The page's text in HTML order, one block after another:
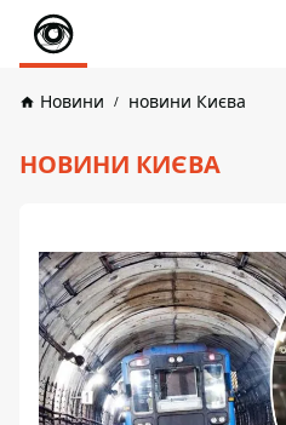
Новини новини Києва
НОВИНИ КИЄВА